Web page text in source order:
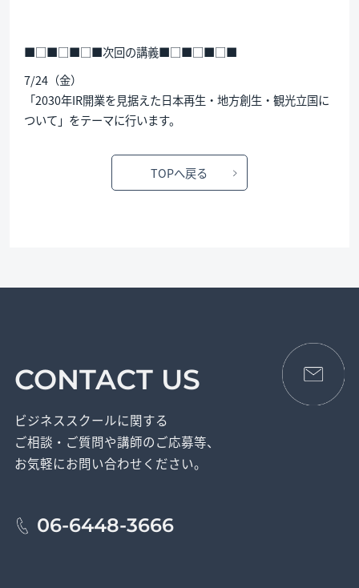
■□■□■□■次回の講義■□■□■□■
7/24（金）
「2030年IR開業を見据えた日本再生・地方創生・観光立国に
ついて」をテーマに行います。
TOPへ戻る
CONTACT US
ビジネススクールに関する
ご相談・ご質問や講師のご応募等、
お気軽にお問い合わせください。
06-6448-3666